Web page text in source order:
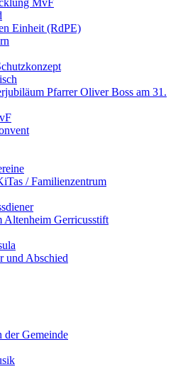
MvF
Einheit (RdPE)
Pfarrer Oliver Boss am 31.
/ Familienzentrum
Altenheim Gerricusstift
und Abschied
Gemeinde